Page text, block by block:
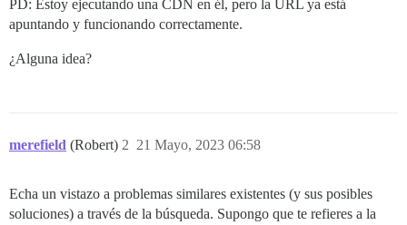
PD: Estoy ejecutando una CDN en él, pero la URL ya está
apuntando y funcionando correctamente.
¿Alguna idea?
merefield (Robert) 21 Mayo, 2023 06:58
2
Echa un vistazo a problemas similares existentes (y sus posibles
soluciones) a través de la búsqueda. Supongo que te refieres a la